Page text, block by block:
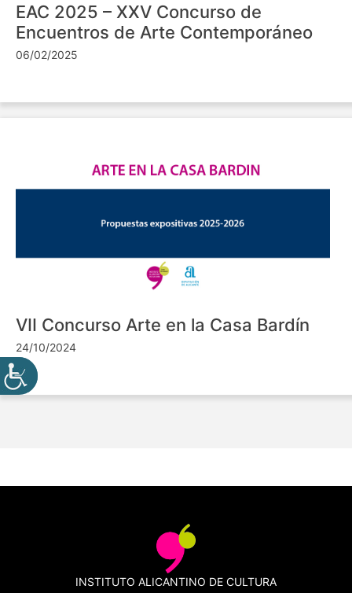
EAC 2025 – XXV Concurso de
Encuentros de Arte Contemporáneo
06/02/2025
VII Concurso Arte en la Casa Bardín
24/10/2024
INSTITUTO ALICANTINO DE CULTURA